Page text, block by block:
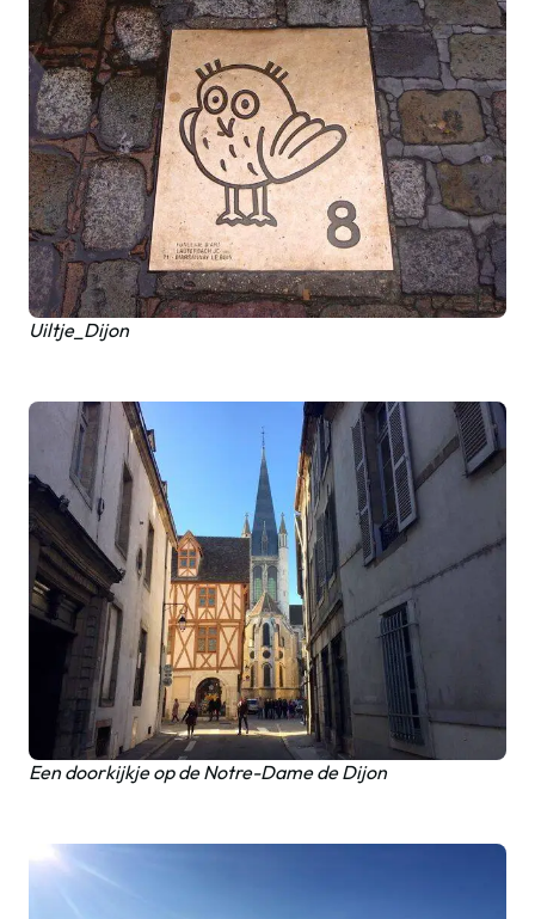
Uiltje_Dijon
Een doorkijkje op de Notre-Dame de Dijon